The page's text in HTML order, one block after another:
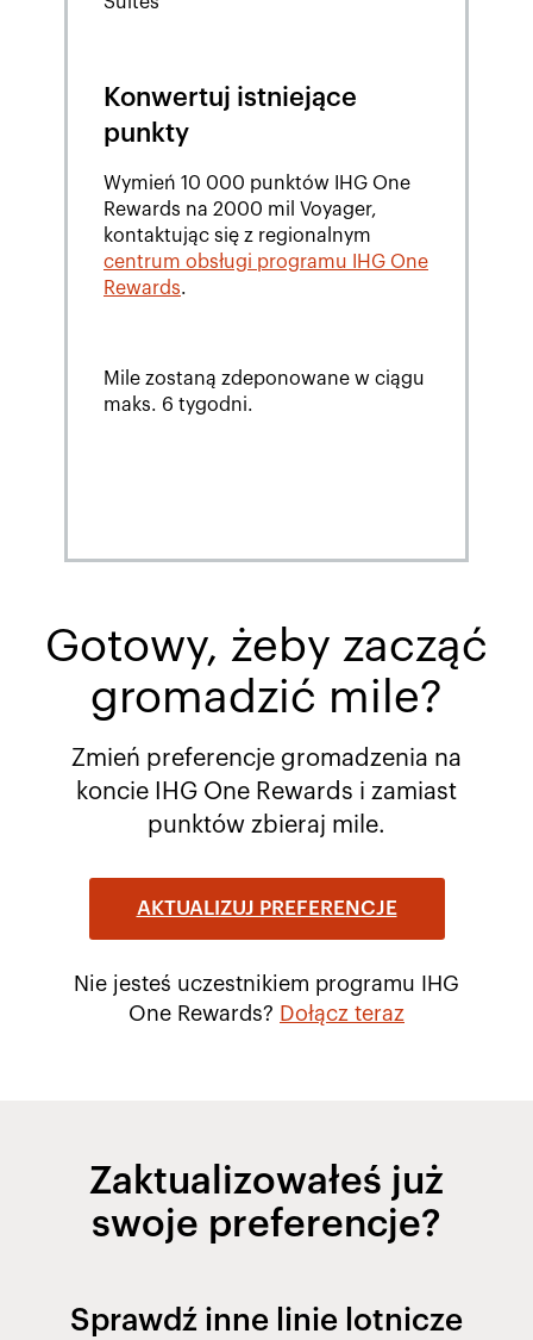
Konwertuj istniejące
punkty
Wymień 10 000 punktów IHG One
Rewards na 2000 mil Voyager,
kontaktując się z regionalnym
centrum obsługi programu IHG One
Rewards.
Mile zostaną zdeponowane w ciągu
maks. 6 tygodni.
Gotowy, żeby zacząć
gromadzić mile?
Zmień preferencje gromadzenia na
koncie IHG One Rewards i zamiast
punktów zbieraj mile.
AKTUALIZUJ PREFERENCJE
Nie jesteś uczestnikiem programu IHG
One Rewards? Dołącz teraz
Zaktualizowałeś już
swoje preferencje?
Sprawdź inne linie lotnicze